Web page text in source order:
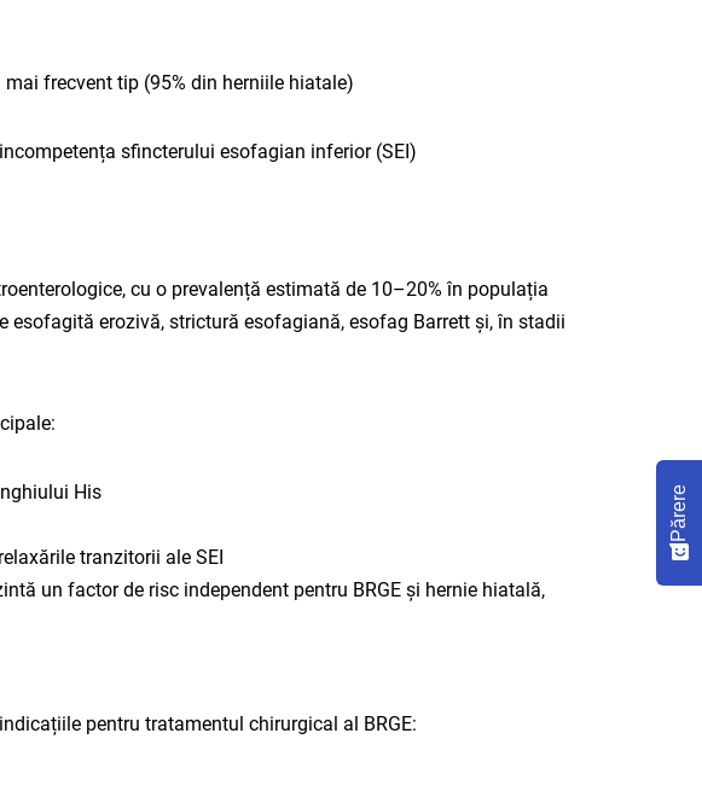
frecvent tip (95% din herniile hiatale)
sfincterului esofagian inferior (SEI)
cu o prevalență estimată de 10–20% în populația
erozivă, strictură esofagiană, esofag Barrett și, în stadii
His
tranzitorii ale SEI
un factor de risc independent pentru BRGE și hernie hiatală,
pentru tratamentul chirurgical al BRGE:
Părere